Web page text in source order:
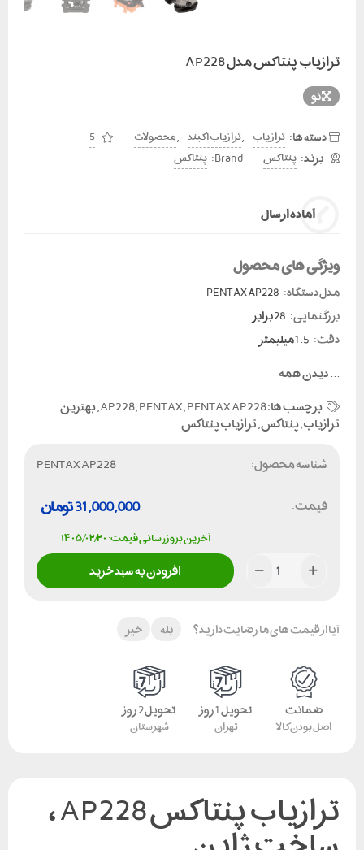
ترازیاب پنتاکس مدل AP228
نو
دسته ها: تراز یاب ,ترازیاب آکبند ,محصولات 5
پنتاکس Brand: پنتاکس
آماده ارسال
ویژگی های محصول
مدل دستگاه:
بزرگنمایی:
دقت:
...دیدن همه
برچسب ها:
AP228,PENTAX,PENTAX AP228
,بهترین
ترازیاب,پنتاکس,ترازیاب پنتاکس
شناسه محصول:
PENTAX AP228
قیمت:
تومان31,000,000
آخرین بروزرسانی قیمت: ۱۴۰۵/۰۲/۲۰
افزودن به سبد خرید
آیا از قیمت های ما رضایت دارید؟ بله خیر
ضمانت
اصل بودن کالا
تحویل 1 روز
تهران
تحویل 2 روز
شهرستان
ترازیاب پنتاکس AP228 ،